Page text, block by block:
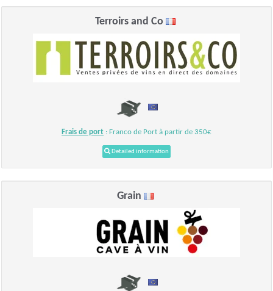
Terroirs and Co
Frais de port : Franco de Port à partir de 350€
Detailed information
Grain